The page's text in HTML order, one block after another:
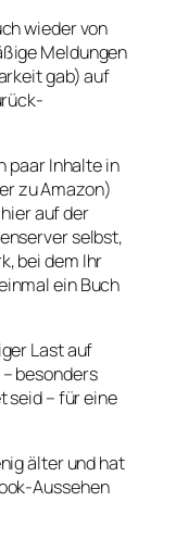
wieder von
Meldungen
gab) auf
paar Inhalte in
zu Amazon)
auf der
selbst,
bei dem Ihr
ein Buch
Last auf
besonders
seid – für eine
älter und hat
Aussehen